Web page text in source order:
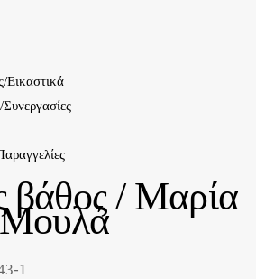
βάθος / Μαρία
1